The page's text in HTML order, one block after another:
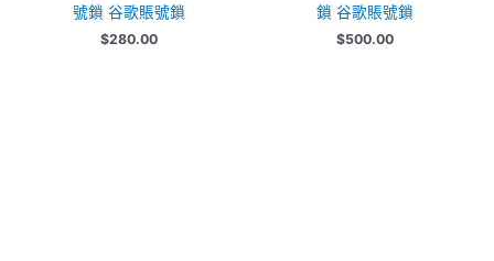
號鎖 谷歌賬號鎖
$280.00
鎖 谷歌賬號鎖
$500.00